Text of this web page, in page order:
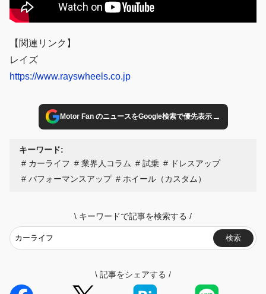
【関連リンク】
レイズ
https://www.rayswheels.co.jp
Motor Fan のニュースをGoogle検索で優先表示→
キーワード:
カーライフ
業界人コラム 試乗
ドレスアップ
パフォーマンスアップ
ホイール（カスタム）
\ キーワードで記事を検索する /
検索
\ 記事をシェアする /